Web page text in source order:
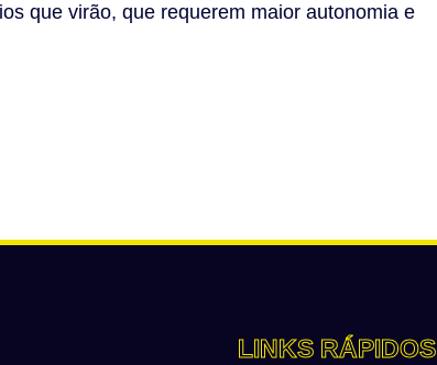
que virão, que requerem maior autonomia e
LINKS RÁPIDOS